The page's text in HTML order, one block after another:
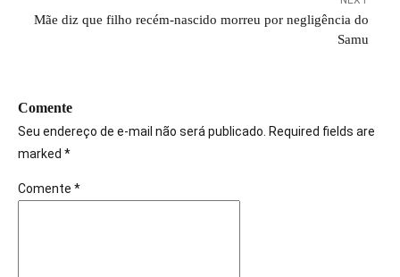
Mãe diz que filho recém-nascido morreu por negligência do
Samu
Comente
Seu endereço de e-mail não será publicado. Required fields are
marked *
Comente *